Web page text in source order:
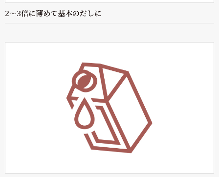
2～3倍に薄めて基本のだしに